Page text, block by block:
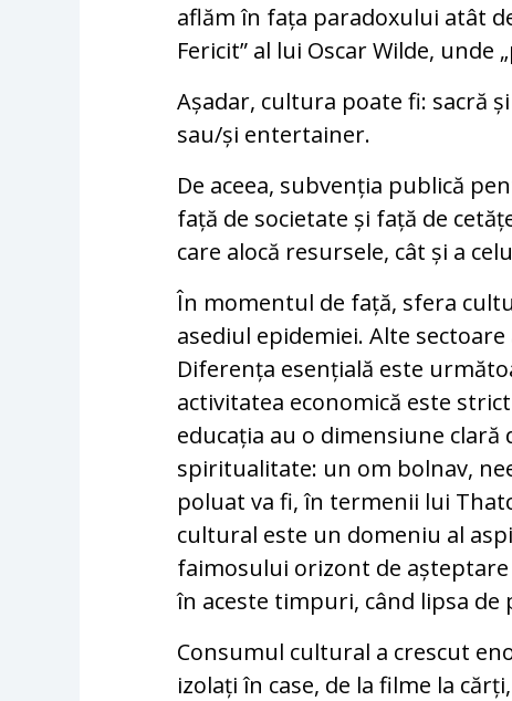
aflăm în fața paradoxului atât
Fericit” al lui Oscar Wilde, unde
Așadar, cultura poate fi: sacră
sau/și entertainer.
De aceea, subvenția publică
față de societate și față de
care alocă resursele, cât și a
În momentul de față, sfera
asediul epidemiei. Alte
Diferența esențială este
activitatea economică este
educația au o dimensiune
spiritualitate: un om bolnav,
poluat va fi, în termenii lui
cultural este un domeniu al
faimosului orizont de
în aceste timpuri, când lipsa de
Consumul cultural a crescut
izolați în case, de la filme la